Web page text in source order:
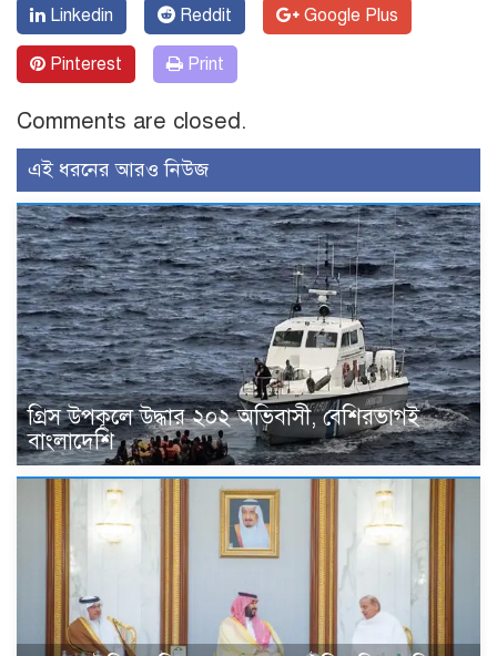
Linkedin Reddit Google Plus
Pinterest Print
Comments are closed.
এই ধরনের আরও নিউজ
গ্রিস উপকূলে উদ্ধার ২০২ অভিবাসী, বেশিরভাগই
বাংলাদেশি